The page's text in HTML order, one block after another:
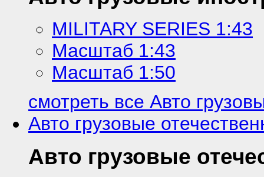
MILITARY SERIES 1:43
Масштаб 1:43
Масштаб 1:50
смотреть все Авто
Авто грузовые
Авто грузовые